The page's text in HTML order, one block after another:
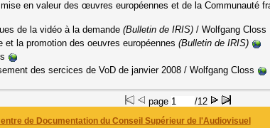
en valeur des œuvres européennes et de la Communauté
de la vidéo à la demande (Bulletin de IRIS) / Wolfgang Closs
et la promotion des oeuvres européennes (Bulletin de IRIS)
des sercices de VoD de janvier 2008 / Wolfgang Closs
page /12
de Documentation du Conseil Supérieur de l'Audiovisuel